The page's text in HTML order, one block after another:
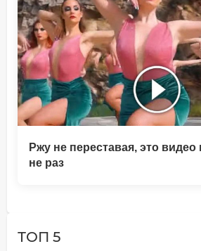
Ржу не переставая, это
не раз
ТОП 5